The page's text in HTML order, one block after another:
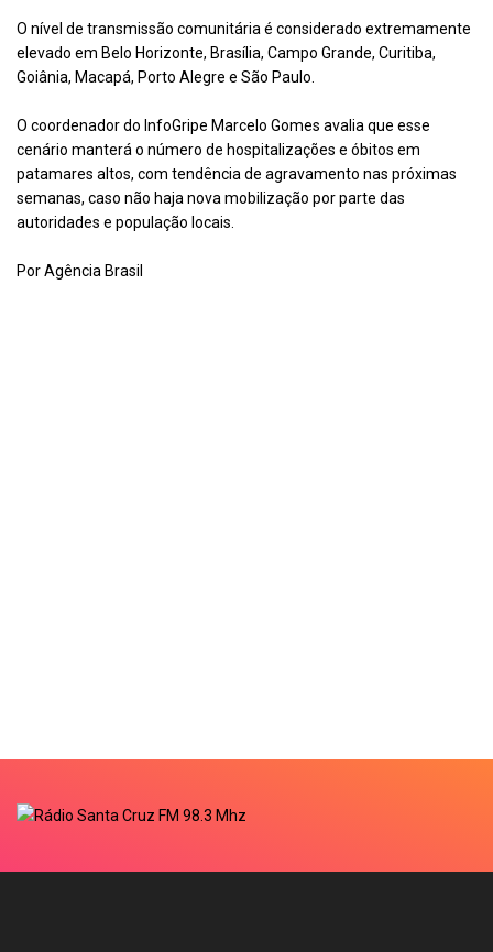
O nível de transmissão comunitária é considerado extremamente
elevado em Belo Horizonte, Brasília, Campo Grande, Curitiba,
Goiânia, Macapá, Porto Alegre e São Paulo.
O coordenador do InfoGripe Marcelo Gomes avalia que esse
cenário manterá o número de hospitalizações e óbitos em
patamares altos, com tendência de agravamento nas próximas
semanas, caso não haja nova mobilização por parte das
autoridades e população locais.
Por Agência Brasil